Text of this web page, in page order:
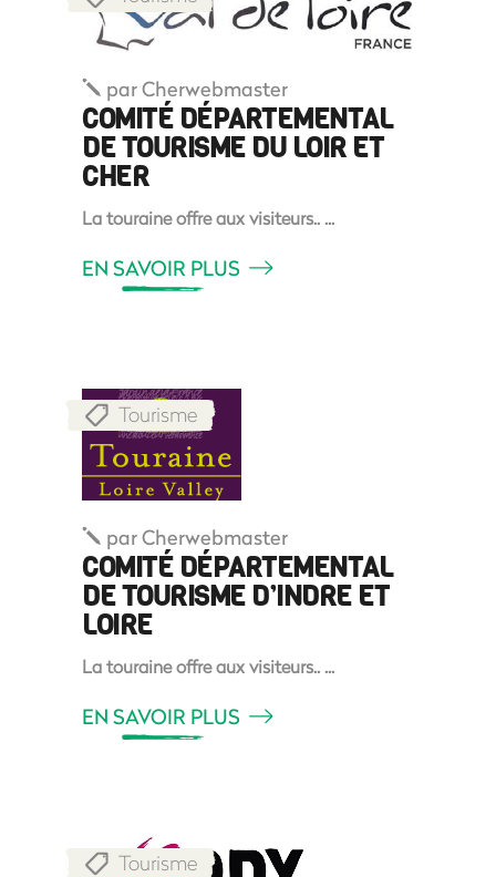
parCherwebmaster
COMITÉ DÉPARTEMENTAL
DE TOURISME DU LOIR ET
CHER
La touraine offre aux visiteurs..
EN SAVOIR PLUS
Tourisme
parCherwebmaster
COMITÉ DÉPARTEMENTAL
DE TOURISME D’INDRE ET
LOIRE
La touraine offre aux visiteurs..
EN SAVOIR PLUS
Tourisme